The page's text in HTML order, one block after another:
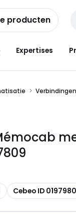
producten
Expertises
Kopiëren
Cebeo ID 0197980